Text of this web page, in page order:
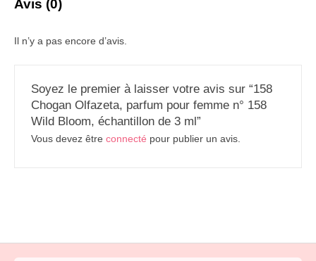
Avis (0)
Il n’y a pas encore d’avis.
Soyez le premier à laisser votre avis sur “158
Chogan Olfazeta, parfum pour femme n° 158
Wild Bloom, échantillon de 3 ml”
Vous devez être connecté pour publier un avis.